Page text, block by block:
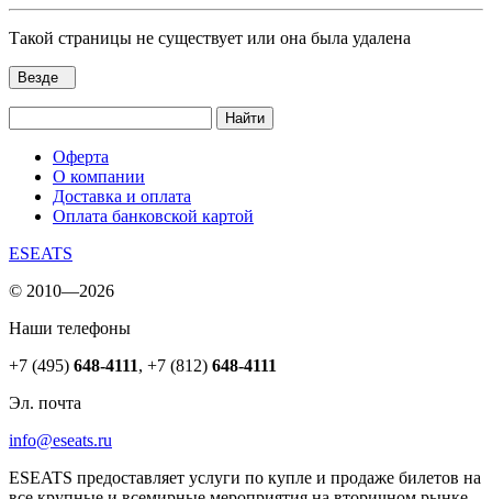
Такой страницы не существует или она была удалена
Везде
Найти
Оферта
О компании
Доставка и оплата
Оплата банковской картой
ESEATS
© 2010—2026
Наши телефоны
+7 (495) 648-4111, +7 (812) 648-4111
Эл. почта
info@eseats.ru
ESEATS предоставляет услуги по купле и продаже билетов на